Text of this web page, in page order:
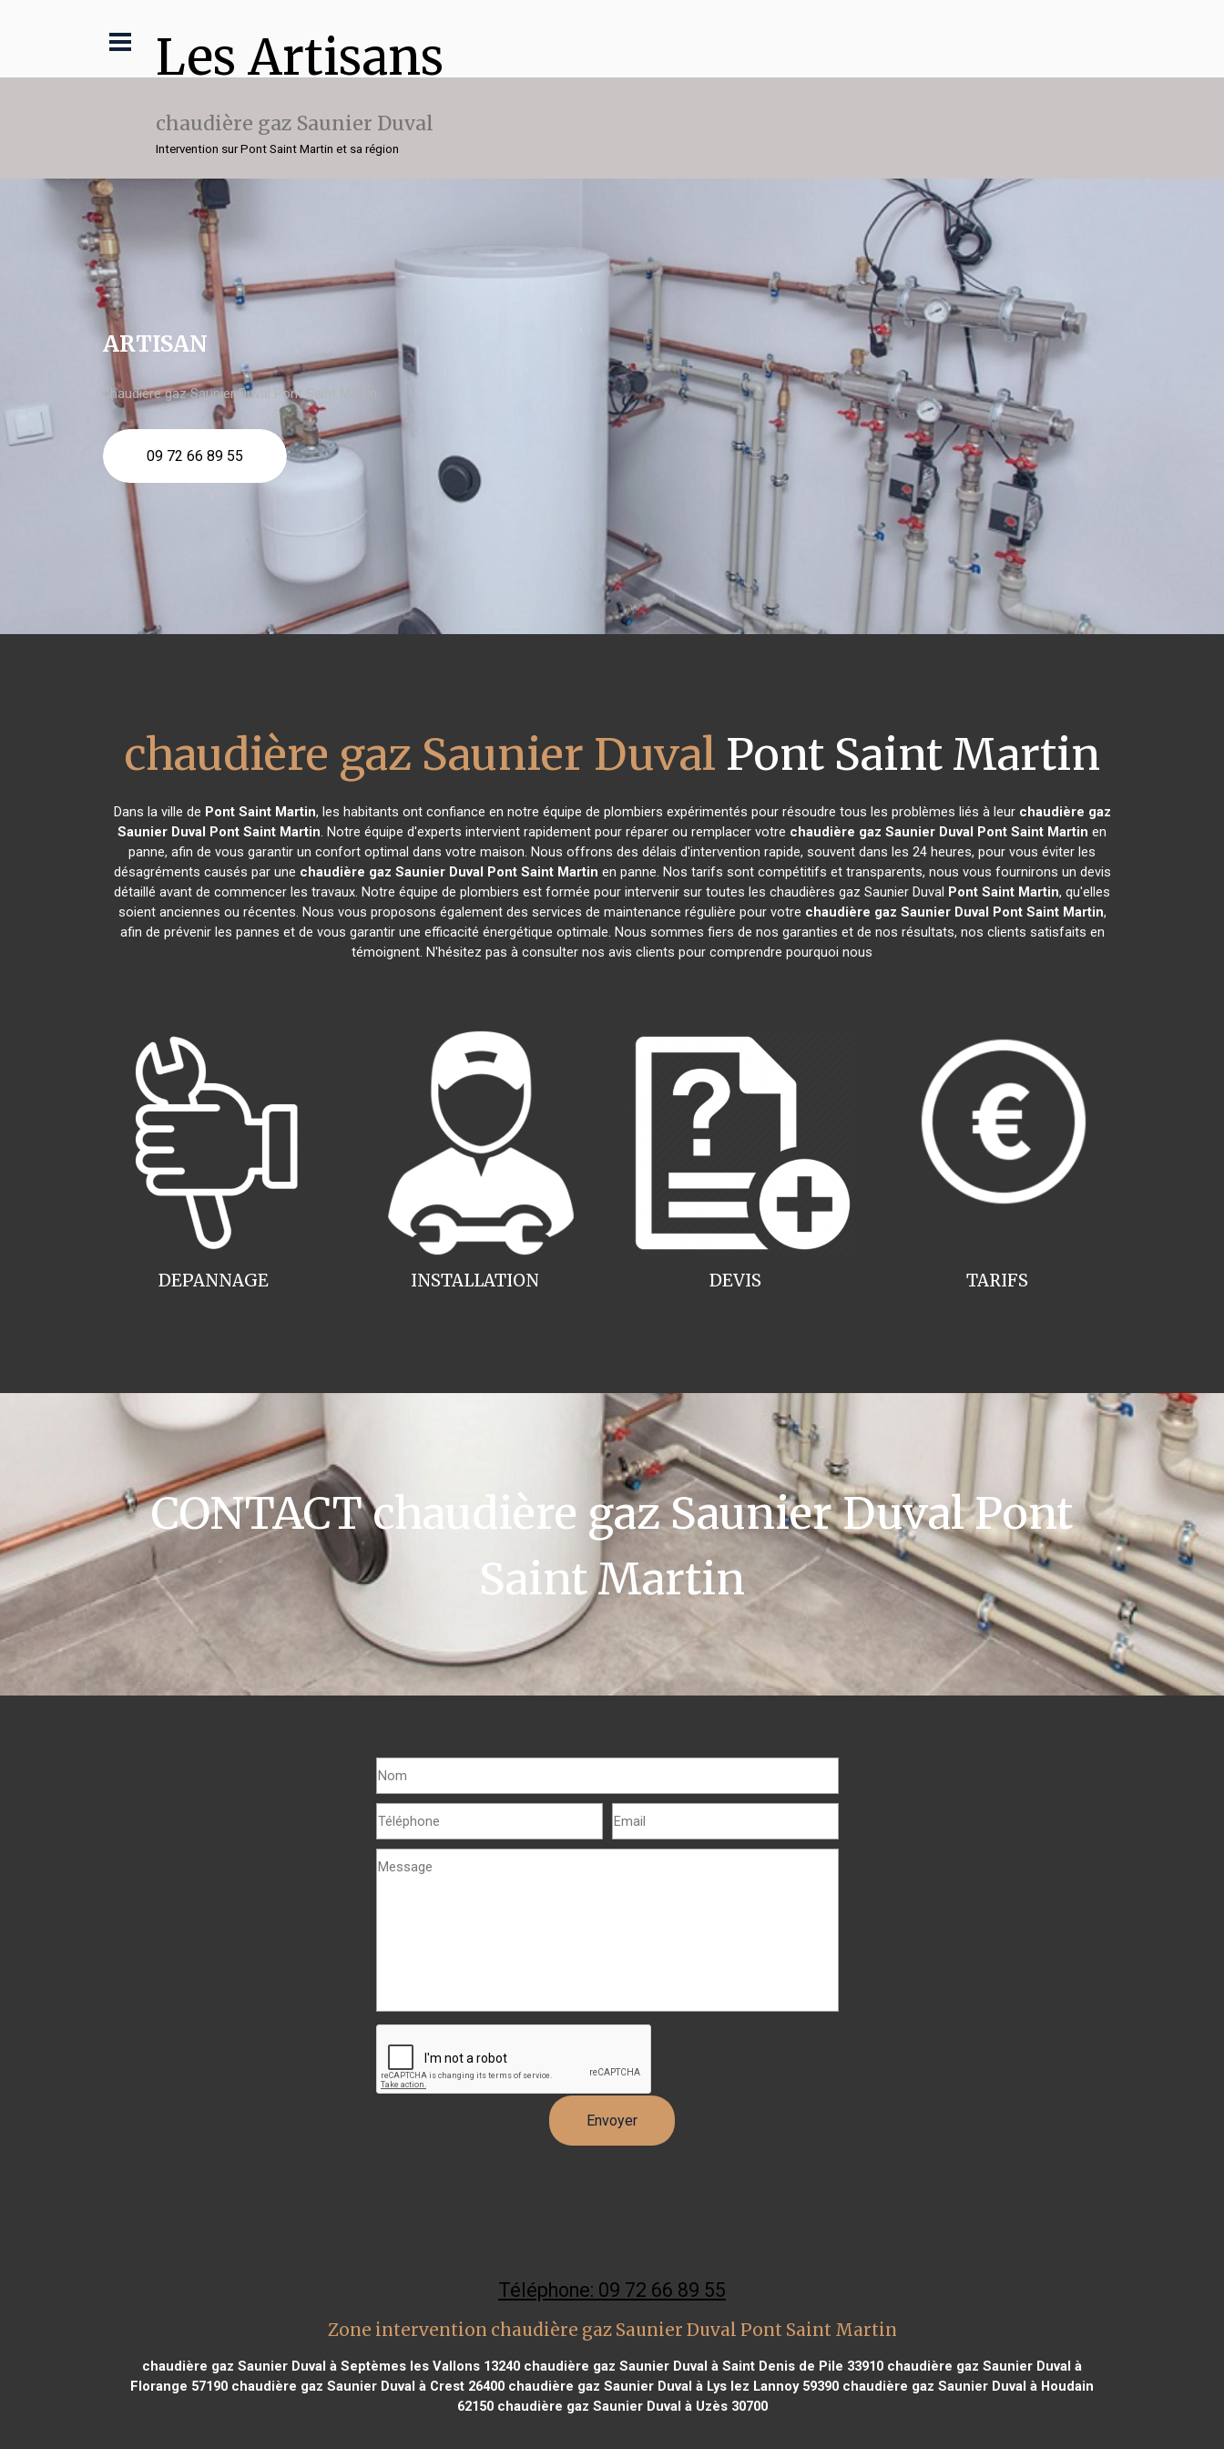
Les Artisans
chaudière gaz Saunier Duval
Intervention sur Pont Saint Martin et sa région
ARTISAN
chaudière gaz Saunier Duval Pont Saint Martin
09 72 66 89 55
chaudière gaz Saunier Duval Pont Saint Martin
Dans la ville de Pont Saint Martin, les habitants ont confiance en notre équipe de plombiers expérimentés pour résoudre tous les problèmes liés à leur chaudière gaz
Saunier Duval Pont Saint Martin. Notre équipe d'experts intervient rapidement pour réparer ou remplacer votre chaudière gaz Saunier Duval Pont Saint Martin en
panne, afin de vous garantir un confort optimal dans votre maison. Nous offrons des délais d'intervention rapide, souvent dans les 24 heures, pour vous éviter les
désagréments causés par une chaudière gaz Saunier Duval Pont Saint Martin en panne. Nos tarifs sont compétitifs et transparents, nous vous fournirons un devis
détaillé avant de commencer les travaux. Notre équipe de plombiers est formée pour intervenir sur toutes les chaudières gaz Saunier Duval Pont Saint Martin, qu'elles
soient anciennes ou récentes. Nous vous proposons également des services de maintenance régulière pour votre chaudière gaz Saunier Duval Pont Saint Martin,
afin de prévenir les pannes et de vous garantir une efficacité énergétique optimale. Nous sommes fiers de nos garanties et de nos résultats, nos clients satisfaits en
témoignent. N'hésitez pas à consulter nos avis clients pour comprendre pourquoi nous
INSTALLATION
DEPANNAGE TARIFS
DEVIS
CONTACT chaudière gaz Saunier Duval Pont
Saint Martin
Téléphone: 09 72 66 89 55
Zone intervention chaudière gaz Saunier Duval Pont Saint Martin
chaudière gaz Saunier Duval à Septèmes les Vallons 13240 chaudière gaz Saunier Duval à Saint Denis de Pile 33910 chaudière gaz Saunier Duval à
Florange 57190 chaudière gaz Saunier Duval à Crest 26400 chaudière gaz Saunier Duval à Lys lez Lannoy 59390 chaudière gaz Saunier Duval à Houdain
62150chaudière gaz Saunier Duval à Uzès 30700